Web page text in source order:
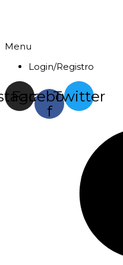
Menu
Login/Registro
Facebook-
f
Twitter